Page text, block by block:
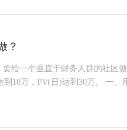
？
给一个垂直于财务人群的社区做
PV(日)达到30万。 一、用户增长